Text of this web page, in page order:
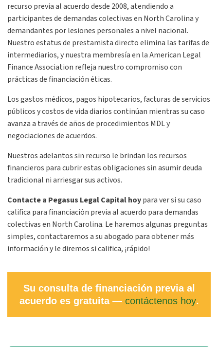
recurso previa al acuerdo desde 2008, atendiendo a
participantes de demandas colectivas en North Carolina y
demandantes por lesiones personales a nivel nacional.
Nuestro estatus de prestamista directo elimina las tarifas de
intermediarios, y nuestra membresía en la American Legal
Finance Association refleja nuestro compromiso con
prácticas de financiación éticas.
Los gastos médicos, pagos hipotecarios, facturas de servicios
públicos y costos de vida diarios continúan mientras su caso
avanza a través de años de procedimientos MDL y
negociaciones de acuerdos.
Nuestros adelantos sin recurso le brindan los recursos
financieros para cubrir estas obligaciones sin asumir deuda
tradicional ni arriesgar sus activos.
Contacte a Pegasus Legal Capital hoypara ver si su caso
califica para financiación previa al acuerdo para demandas
colectivas en North Carolina. Le haremos algunas preguntas
simples, contactaremos a su abogado para obtener más
información y le diremos si califica, ¡rápido!
Su consulta de financiación previa al
acuerdo es gratuita — contáctenos hoy.